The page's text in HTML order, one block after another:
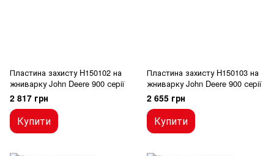
Пластина захисту H150102 на
жниварку John Deere 900 серії
2 817 грн
Купити
Пластина захисту H150103 на
жниварку John Deere 900 серії
2 655 грн
Купити